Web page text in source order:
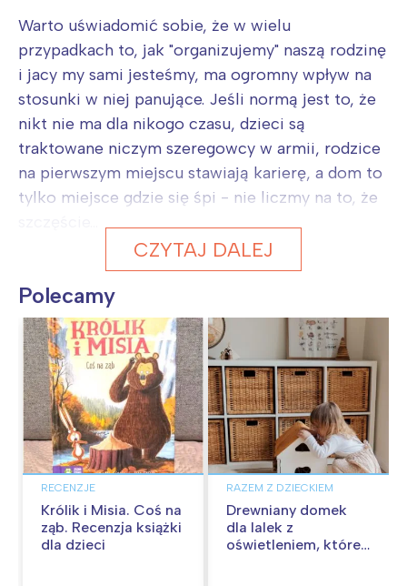
Warto uświadomić sobie, że w wielu
przypadkach to, jak "organizujemy" naszą rodzinę
i jacy my sami jesteśmy, ma ogromny wpływ na
stosunki w niej panujące. Jeśli normą jest to, że
nikt nie ma dla nikogo czasu, dzieci są
traktowane niczym szeregowcy w armii, rodzice
na pierwszym miejscu stawiają karierę, a dom to
tylko miejsce gdzie się śpi - nie liczmy na to, że
CZYTAJ DALEJ
Polecamy
RECENZJE
Królik i Misia. Coś na
ząb. Recenzja książki
dla dzieci
RAZEM Z DZIECKIEM
Drewniany domek
dla lalek z
oświetleniem, które